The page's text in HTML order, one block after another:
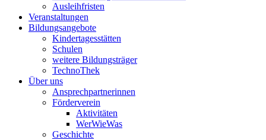
Ausleihfristen
Veranstaltungen
Bildungsangebote
Kindertagesstätten
Schulen
weitere Bildungsträger
TechnoThek
Über uns
Ansprechpartnerinnen
Förderverein
Aktivitäten
WerWieWas
Geschichte